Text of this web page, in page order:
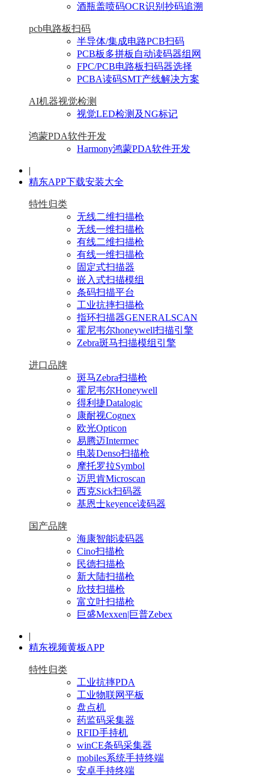
酒瓶盖喷码OCR识别抄码追溯
pcb电路板扫码
半导体/集成电路PCB扫码
PCB板多拼板自动读码器组网
FPC/PCB电路板扫码器选择
PCBA读码SMT产线解决方案
AI机器视觉检测
视觉LED检测及NG标记
鸿蒙PDA软件开发
Harmony鸿蒙PDA软件开发
|
精东APP下载安装大全
特性归类
无线二维扫描枪
无线一维扫描枪
有线二维扫描枪
有线一维扫描枪
固定式扫描器
嵌入式扫描模组
条码扫描平台
工业抗摔扫描枪
指环扫描器GENERALSCAN
霍尼韦尔honeywell扫描引擎
Zebra斑马扫描模组引擎
进口品牌
斑马Zebra扫描枪
霍尼韦尔Honeywell
得利捷Datalogic
康耐视Cognex
欧光Opticon
易腾迈Intermec
电装Denso扫描枪
摩托罗拉Symbol
迈思肯Microscan
西克Sick扫码器
基恩士keyence读码器
国产品牌
海康智能读码器
Cino扫描枪
民德扫描枪
新大陆扫描枪
欣技扫描枪
富立叶扫描枪
巨盛Mexxen|巨普Zebex
|
精东视频黄板APP
特性归类
工业抗摔PDA
工业物联网平板
盘点机
药监码采集器
RFID手持机
winCE条码采集器
mobiles系统手持终端
安卓手持终端